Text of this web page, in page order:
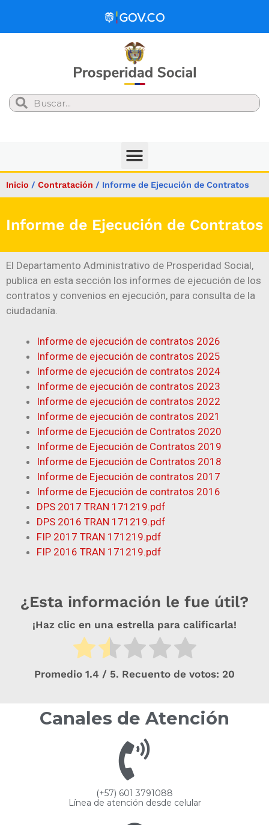
Search
Inicio / Contratación / ​​​​​​​​​​​​​​​​​​​​​​​Informe de Ejecución de Contratos
​​​​​​​​​​​​​​​​​​​​​​​Informe de Ejecución de Contratos
El Departamento Administrativo de Prosperidad Social,
publica en esta sección los informes de ejecución de los
contratos y convenios en ejecución, para consulta de la
ciudadanía.
Informe de ejecución de contratos 2026
Informe de ejecución de contratos 2025
Informe de ejecución de contratos 2024
Informe de ejecución de contratos 2023
Informe de ejecución de contratos 2022
Informe de ejecución de contratos 2021
Informe de Ejecución de Contrato​s 2020
Informe de Ejecución de Contratos 2​019
Informe de Ejecució​n de Contra​tos 2​018
Informe de Ejecución de ​cont​ratos 2017
Informe de Ejecución de contratos 2016
DPS 2017 TRAN 171219.pdf
DPS 2016 TRAN 171219.pdf
FIP 2017 TRAN 171219.pdf
FIP 2016 TRAN 171219.pdf
¿Esta información le fue útil?
¡Haz clic en una estrella para calificarla!
Promedio 1.4 / 5. Recuento de votos: 20
Canales de Atención
(+57) 601 3791088
Línea de atención desde celular